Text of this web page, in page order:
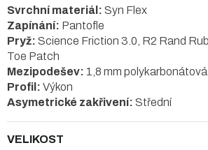
VELIKOST
Svrchní materiál: Syn Flex
Zapínání: Pantofle
Pryž: Science Friction 3.0, R2 Rand
Toe Patch
Mezipodešev: 1,8 mm
Profil: Výkon
Asymetrické zakřivení: Střední